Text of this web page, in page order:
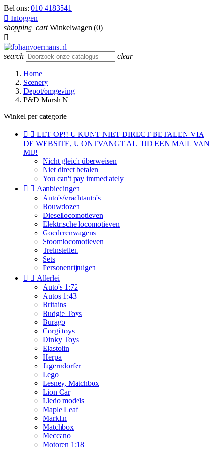
Bel ons: 010 4183541
 Inloggen
shopping_cart Winkelwagen (0)

search clear
Home
Scenery
Depot/omgeving
P&D Marsh N
Winkel per categorie
  LET OP!! U KUNT NIET DIRECT BETALEN VIA
DE WEBSITE, U ONTVANGT ALTIJD EEN MAIL VAN
MIJ!
Nicht gleich überweisen
Niet direct betalen
You can't pay immediately
  Aanbiedingen
Auto's/vrachtauto's
Bouwdozen
Diesellocomotieven
Elektrische locomotieven
Goederenwagens
Stoomlocomotieven
Treinstellen
Sets
Personenrijtuigen
  Allerlei
Auto's 1:72
Autos 1:43
Britains
Budgie Toys
Burago
Corgi toys
Dinky Toys
Elastolin
Herpa
Jagerndorfer
Lego
Lesney, Matchbox
Lion Car
Lledo models
Maple Leaf
Märklin
Matchbox
Meccano
Motoren 1:18